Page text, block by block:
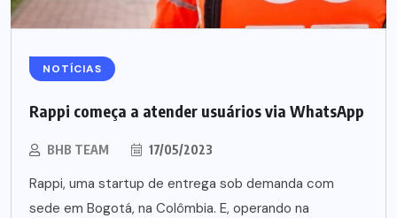
NOTÍCIAS
Rappi começa a atender usuários via WhatsApp
BHB TEAM 17/05/2023
Rappi, uma startup de entrega sob demanda com
sede em Bogotá, na Colômbia. E, operando na